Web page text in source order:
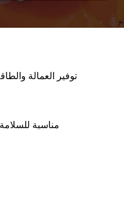
توفير العمالة
مناسبة